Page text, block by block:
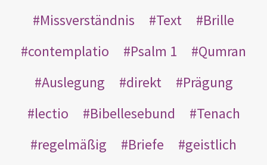
Missverständnis
Text
Brille
contemplatio
Psalm 1
Qumran
Auslegung
direkt
Prägung
lectio
Bibellesebund
Tenach
regelmäßig
Briefe
geistlich